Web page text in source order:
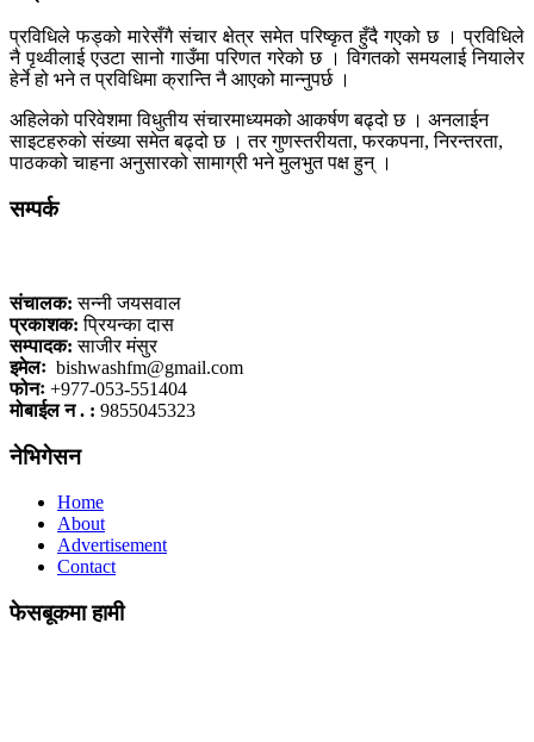
प्रविधिले फड्को मारेसँगै संचार क्षेत्र समेत परिष्कृत हुँदै गएको छ । प्रविधिले
नै पृथ्वीलाई एउटा सानो गाउँमा परिणत गरेको छ । विगतको समयलाई नियालेर
हेर्ने हो भने त प्रविधिमा क्रान्ति नै आएको मान्नुपर्छ ।
अहिलेको परिवेशमा विधुतीय संचारमाध्यमको आकर्षण बढ्दो छ । अनलाईन
साइटहरुको संख्या समेत बढ्दो छ । तर गुणस्तरीयता, फरकपना, निरन्तरता,
पाठकको चाहना अनुसारको सामाग्री भने मुलभुत पक्ष हुन् ।
सम्पर्क
संचालक: सन्नी जयसवाल
प्रकाशक: प्रियन्का दास
सम्पादक: साजीर मंसुर
इमेलः bishwashfm@gmail.com
फोनः +977-053-551404
मोबाईल न . : 9855045323
नेभिगेसन
Home
About
Advertisement
Contact
फेसबूकमा हामी